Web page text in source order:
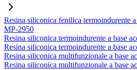
Resina siliconica fenilica termoindurente
MP-2950
Resina siliconica termoindurente a base
Resina siliconica termoindurente a base
Resina siliconica multifunzionale a base
Resina siliconica multifunzionale a base